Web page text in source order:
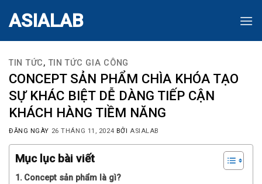
ASIALAB
TIN TỨC,TIN TỨC GIA CÔNG
CONCEPT SẢN PHẨM CHÌA KHÓA TẠO
SỰ KHÁC BIỆT DỄ DÀNG TIẾP CẬN
KHÁCH HÀNG TIỀM NĂNG
ĐĂNG NGÀY 26 THÁNG 11, 2024 BỞI ASIALAB
Mục lục bài viết
Concept sản phẩm là gì?